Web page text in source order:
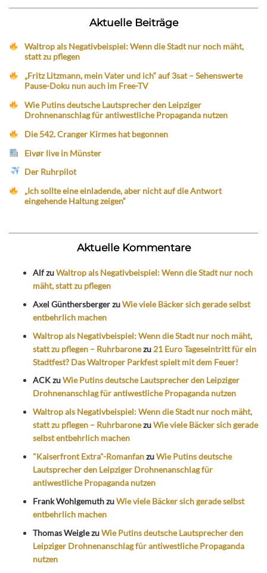
Aktuelle Beiträge
Waltrop als Negativbeispiel: Wenn die Stadt nur noch mäht,
statt zu pflegen
„Fritz Litzmann, mein Vater und ich“ auf 3sat – Sehenswerte
Pause-Doku nun auch im Free-TV
Wie Putins deutsche Lautsprecher den Leipziger
Drohnenanschlag für antiwestliche Propaganda nutzen
Die 542. Cranger Kirmes hat begonnen
Eivør live in Münster
Der Ruhrpilot
„Ich sollte eine einladende, aber nicht auf die Antwort
eingehende Haltung zeigen“
Aktuelle Kommentare
AlfzuWaltrop als Negativbeispiel: Wenn die Stadt nur noch
mäht, statt zu pflegen
Axel GünthersbergerzuWie viele Bäcker sich gerade selbst
entbehrlich machen
Waltrop als Negativbeispiel: Wenn die Stadt nur noch mäht,
statt zu pflegen – Ruhrbaronezu 21 Euro Tageseintritt für ein
Stadtfest? Das Waltroper Parkfest spielt mit dem Feuer!
ACKzuWie Putins deutsche Lautsprecher den Leipziger
Drohnenanschlag für antiwestliche Propaganda nutzen
Waltrop als Negativbeispiel: Wenn die Stadt nur noch mäht,
statt zu pflegen – RuhrbaronezuWie viele Bäcker sich gerade
selbst entbehrlich machen
"Kaiserfront Extra"-RomanfanzuWie Putins deutsche
Lautsprecher den Leipziger Drohnenanschlag für
antiwestliche Propaganda nutzen
Frank WohlgemuthzuWie viele Bäcker sich gerade selbst
entbehrlich machen
Thomas WeiglezuWie Putins deutsche Lautsprecher den
Leipziger Drohnenanschlag für antiwestliche Propaganda
nutzen